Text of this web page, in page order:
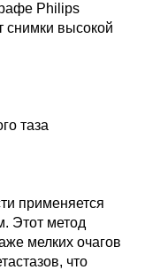
Philips
снимки высокой
таза
применяется
Этот метод
мелких очагов
что